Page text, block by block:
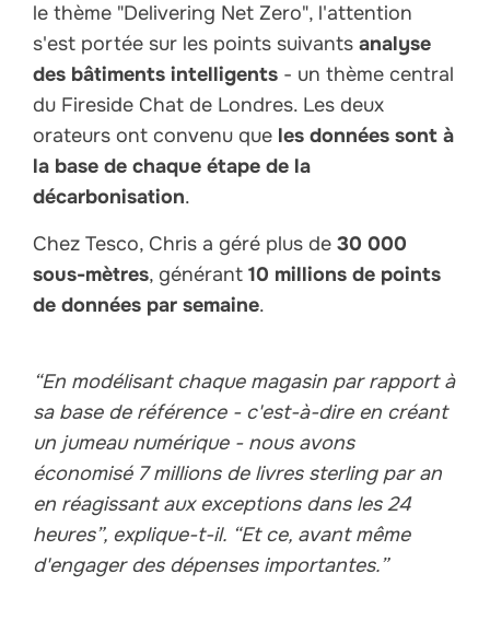
le thème "Delivering Net Zero", l'attention
s'est portée sur les points suivants analyse
des bâtiments intelligents - un thème central
du Fireside Chat de Londres. Les deux
orateurs ont convenu que les données sont à
la base de chaque étape de la
décarbonisation.
Chez Tesco, Chris a géré plus de 30 000
sous-mètres, générant 10 millions de points
de données par semaine.
“En modélisant chaque magasin par rapport à
sa base de référence - c'est-à-dire en créant
un jumeau numérique - nous avons
économisé 7 millions de livres sterling par an
en réagissant aux exceptions dans les 24
heures”, explique-t-il. “Et ce, avant même
d'engager des dépenses importantes.”